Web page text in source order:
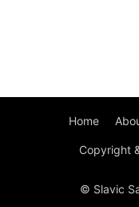
Home
Copyright
© Slavic